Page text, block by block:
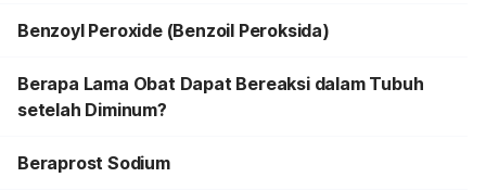
Benzoyl Peroxide (Benzoil Peroksida)
Berapa Lama Obat Dapat Bereaksi dalam Tubuh
setelah Diminum?
Beraprost Sodium